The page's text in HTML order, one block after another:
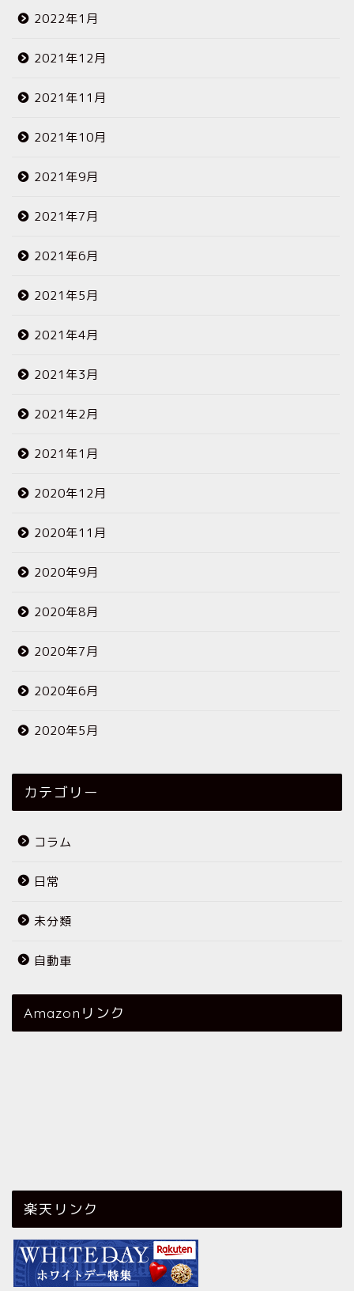
2022年1月
2021年12月
2021年11月
2021年10月
2021年9月
2021年7月
2021年6月
2021年5月
2021年4月
2021年3月
2021年2月
2021年1月
2020年12月
2020年11月
2020年9月
2020年8月
2020年7月
2020年6月
2020年5月
カテゴリー
コラム
日常
未分類
自動車
Amazonリンク
楽天リンク